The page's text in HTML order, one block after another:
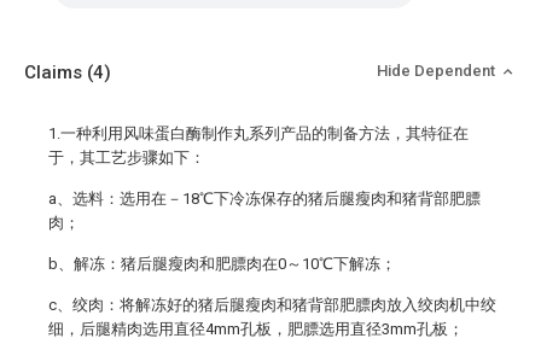
Claims (4) Hide Dependent
1.一种利用风味蛋白酶制作丸系列产品的制备方法，其特征在
于，其工艺步骤如下：
a、选料：选用在－18℃下冷冻保存的猪后腿瘦肉和猪背部肥膘
肉；
b、解冻：猪后腿瘦肉和肥膘肉在0～10℃下解冻；
c、绞肉：将解冻好的猪后腿瘦肉和猪背部肥膘肉放入绞肉机中绞
细，后腿精肉选用直径4mm孔板，肥膘选用直径3mm孔板；